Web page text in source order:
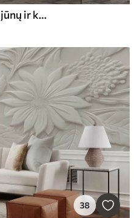
Gausių, pastelinių spalvų bijūnų ir kitų gėlių puokštė švelniame, neryškiame fone
38